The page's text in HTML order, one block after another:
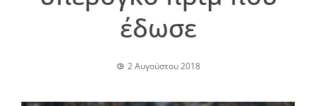
έδωσε
2 Αυγούστου 2018